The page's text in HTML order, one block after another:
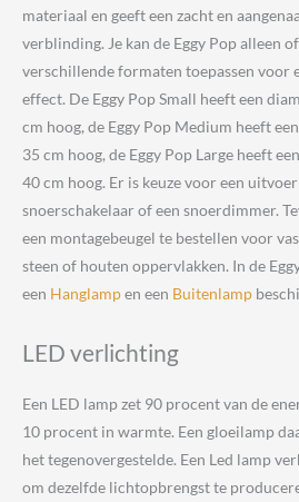
materiaal en geeft een zacht en
verblinding. Je kan de Eggy Pop alleen
verschillende formaten toepassen voor
effect. De Eggy Pop Small heeft een
cm hoog, de Eggy Pop Medium heeft
35 cm hoog, de Eggy Pop Large heeft
40 cm hoog. Er is keuze voor een
snoerschakelaar of een snoerdimmer.
een montagebeugel te bestellen voor
steen of houten oppervlakken. In de
een Hanglampen een Buitenlamp
LED verlichting
Een LED lamp zet 90 procent van de
10 procent in warmte. Een gloeilamp
het tegenovergestelde. Een Led lamp
om dezelfde lichtopbrengst te